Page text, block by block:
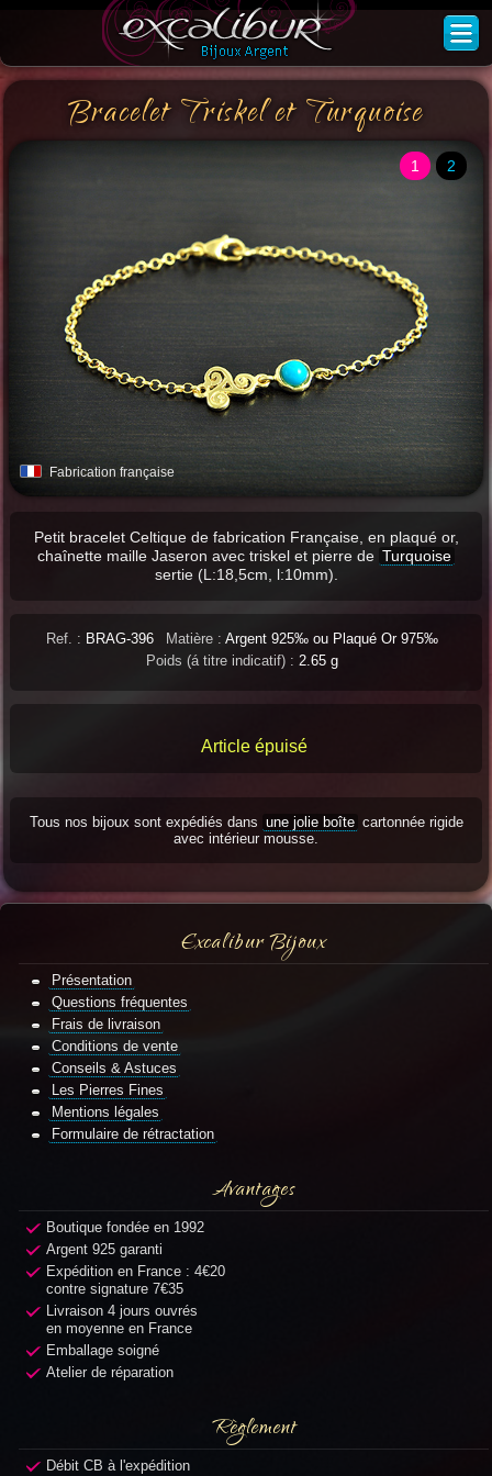
Bracelet Triskel et Turquoise
Fabrication française
1 2
Petit bracelet Celtique de fabrication Française, en plaqué or,
chaînette maille Jaseron avec triskel et pierre de Turquoise
sertie (L:18,5cm, l:10mm).
Ref. : BRAG-396 Matière : Argent 925‰ ou Plaqué Or 975‰
Poids (á titre indicatif) : 2.65 g
Article épuisé
Tous nos bijoux sont expédiés dans une jolie boîte cartonnée rigide
avec intérieur mousse.
Excalibur Bijoux
Présentation
Questions fréquentes
Frais de livraison
Conditions de vente
Conseils & Astuces
Les Pierres Fines
Mentions légales
Formulaire de rétractation
Avantages
Boutique fondée en 1992
Argent 925 garanti
Expédition en France : 4€20
contre signature 7€35
Livraison 4 jours ouvrés
en moyenne en France
Emballage soigné
Atelier de réparation
Règlement
Débit CB à l'expédition